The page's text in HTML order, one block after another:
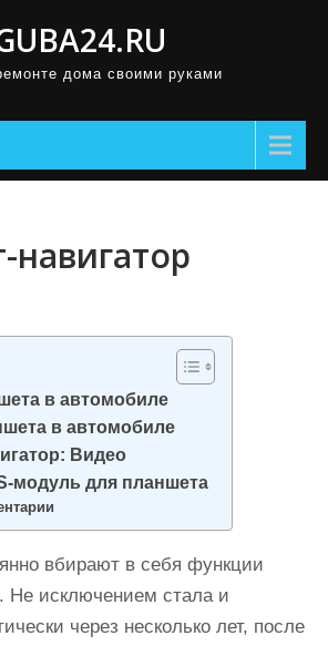
дома своими руками
в автомобиле
в автомобиле
Видео
модуль для планшета
вбирают в себя функции
Не исключением стала и
через несколько лет, после